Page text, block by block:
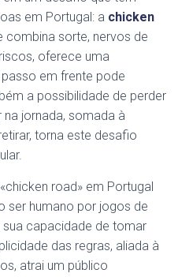
em Portugal: a chicken
combina sorte, nervos de
oferece uma
em frente pode
a possibilidade de perder
na jornada, somada à
torna este desafio
road» em Portugal
ser humano por jogos de
capacidade de tomar
das regras, aliada à
atrai um público